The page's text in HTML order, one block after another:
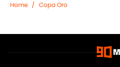
Home / Copa Oro